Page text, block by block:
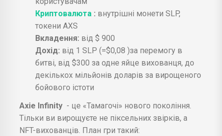
Криптовалюта : внутрішні монети SLP,
токени AXS
Вкладення: від $ 900
Дохід: від 1 SLP (=$0,08 )за перемогу в
битві, від $300 за одне яйце вихованця, до
декількох мільйонів доларів за вирощеного
бойового істоти
Axie Infinity - це «Тамагочі» нового покоління.
Тільки ви вирощуєте не піксельних звірків, а
NFT-вихованців. План гри такий: